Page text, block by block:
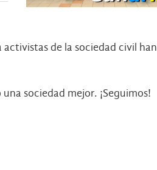
de la sociedad civil han
sociedad mejor. ¡Seguimos!